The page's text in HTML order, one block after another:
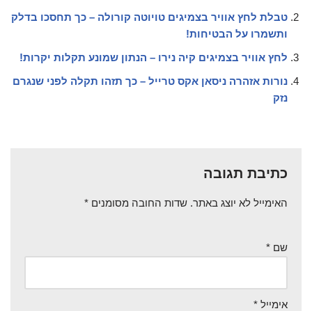
טבלת לחץ אוויר בצמיגים טויוטה קורולה – כך תחסכו בדלק
ותשמרו על הבטיחות!
לחץ אוויר בצמיגים קיה נירו – הנתון שמונע תקלות יקרות!
נורות אזהרה ניסאן אקס טרייל – כך תזהו תקלה לפני שנגרם
נזק
כתיבת תגובה
האימייל לא יוצג באתר. שדות החובה מסומנים *
שם *
אימייל *